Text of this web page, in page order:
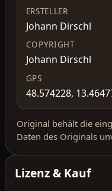
ERSTELLER
Johann Dirschl
COPYRIGHT
Johann Dirschl
GPS
48.574228,
Original behält die
Daten des Originals
Lizenz & Kauf